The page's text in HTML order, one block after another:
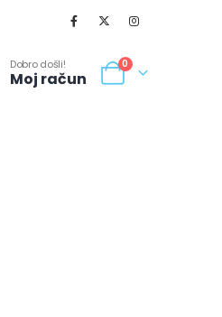
Dobro došli!
Moj račun
0